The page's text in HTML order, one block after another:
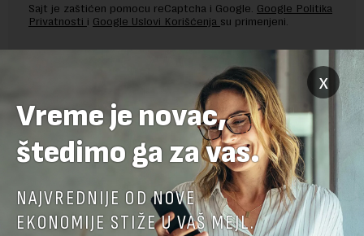
Sajt je zaštićen pomocu reCaptcha i Google. Google Politika
Privatnosti i Google Uslovi Korišćenja su primenjeni.
x
Vreme je novac,
štedimo ga za vas.
NAJVREDNIJE OD NOVE
EKONOMIJE STIŽE U VAŠ MEJL.